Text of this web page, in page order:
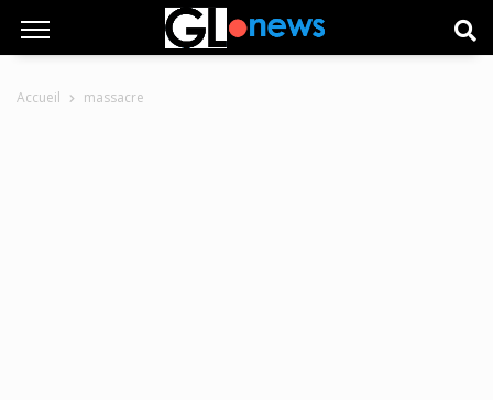
Accueil massacre